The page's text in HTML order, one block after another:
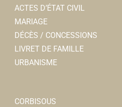
ACTES D’ÉTAT CIVIL
MARIAGE
DÉCÈS / CONCESSIONS
LIVRET DE FAMILLE
URBANISME
CORBISOUS